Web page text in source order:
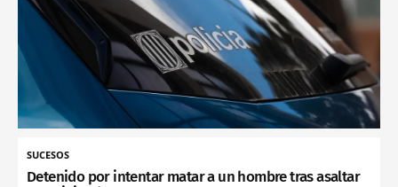
SUCESOS
Detenido por intentar matar a un hombre tras asaltar